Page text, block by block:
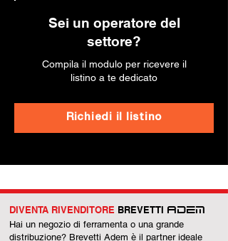
Sei un operatore del
settore?
Compila il modulo per ricevere il
listino a te dedicato
Richiedi il listino
DIVENTA RIVENDITORE BREVETTI ADEM
Hai un negozio di ferramenta o una grande
distribuzione? Brevetti Adem è il partner ideale